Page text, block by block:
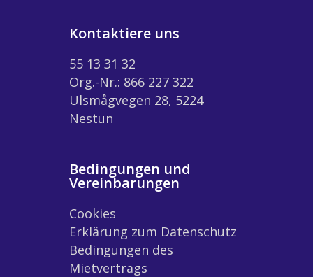
Kontaktiere uns
55 13 31 32
Org.-Nr.: 866 227 322
Ulsmågvegen 28, 5224
Nestun
Bedingungen und
Vereinbarungen
Cookies
Erklärung zum Datenschutz
Bedingungen des
Mietvertrags